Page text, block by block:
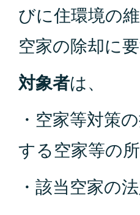
びに住環境の
空家の除却に
対象者は、
・空家等対策
する空家等の
・該当空家の